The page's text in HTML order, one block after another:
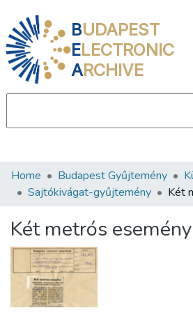
BUDAPEST
ELECTRONIC
ARCHIVE
Communities & Collections
Statistics
About us
Home Budapest Gyűjtemény
Sajtókivágat-gyűjtemény
Két
Két metrós esemény